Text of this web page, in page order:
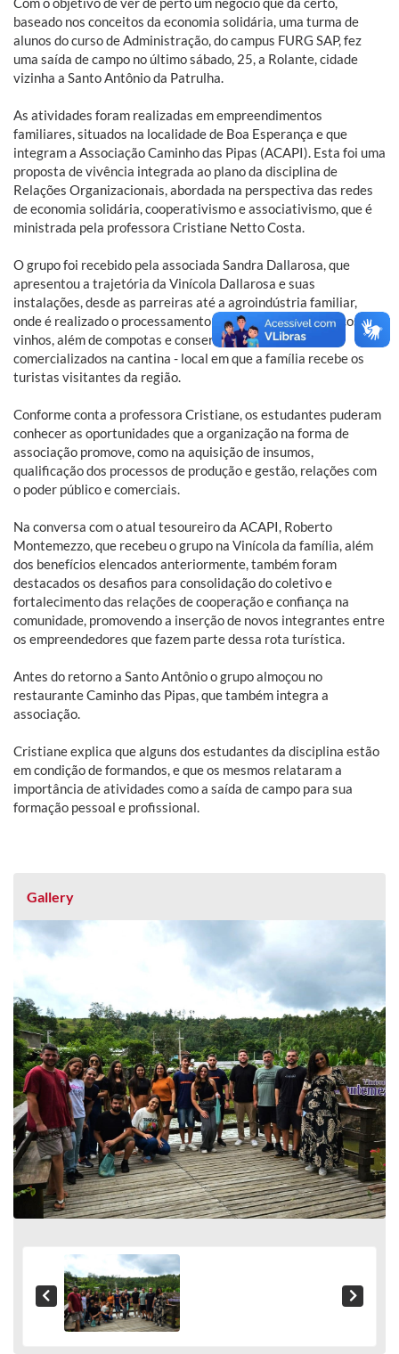
baseado nos conceitos da economia solidária, uma turma de
alunos do curso de Administração, do campus FURG SAP, fez
uma saída de campo no último sábado, 25, a Rolante, cidade
vizinha a Santo Antônio da Patrulha.
As atividades foram realizadas em empreendimentos
familiares, situados na localidade de Boa Esperança e que
integram a Associação Caminho das Pipas (ACAPI). Esta foi uma
proposta de vivência integrada ao plano da disciplina de
Relações Organizacionais, abordada na perspectiva das redes
de economia solidária, cooperativismo e associativismo, que é
ministrada pela professora Cristiane Netto Costa.
O grupo foi recebido pela associada Sandra Dallarosa, que
apresentou a trajetória da Vinícola Dallarosa e suas
instalações, desde as parreiras até a agroindústria familiar,
onde é realizado o processamento para a produção de sucos e
vinhos, além de compotas e conservas. Os produtos são
comercializados na cantina - local em que a família recebe os
turistas visitantes da região.
Conforme conta a professora Cristiane, os estudantes puderam
conhecer as oportunidades que a organização na forma de
associação promove, como na aquisição de insumos,
qualificação dos processos de produção e gestão, relações com
o poder público e comerciais.
Na conversa com o atual tesoureiro da ACAPI, Roberto
Montemezzo, que recebeu o grupo na Vinícola da família, além
dos benefícios elencados anteriormente, também foram
destacados os desafios para consolidação do coletivo e
fortalecimento das relações de cooperação e confiança na
comunidade, promovendo a inserção de novos integrantes entre
os empreendedores que fazem parte dessa rota turística.
Antes do retorno a Santo Antônio o grupo almoçou no
restaurante Caminho das Pipas, que também integra a
associação.
Cristiane explica que alguns dos estudantes da disciplina estão
em condição de formandos, e que os mesmos relataram a
importância de atividades como a saída de campo para sua
formação pessoal e profissional.
Gallery